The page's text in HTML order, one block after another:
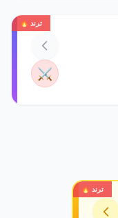
ترند 🔥
⚔️
ترند 🔥